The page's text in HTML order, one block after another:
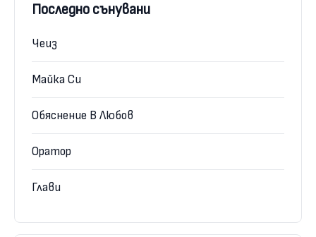
Последно сънувани
Чеиз
Майка Си
Обяснение В Любов
Оратор
Глави